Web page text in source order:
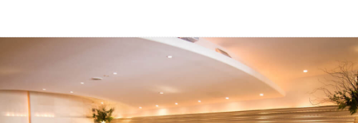
16の多彩なバンケットホールで、上質なサービス、お料理を提供
し、美しき情景と共にお迎えいたします。